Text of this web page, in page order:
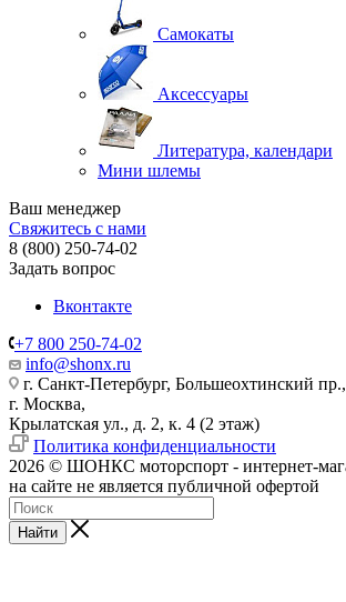
Самокаты
Аксессуары
Литература, календари
Мини шлемы
Ваш менеджер
Свяжитесь с нами
8 (800) 250-74-02
Задать вопрос
Вконтакте
+7 800 250-74-02
info@shonx.ru
г. Санкт-Петербург, Большеохтинский
г. Москва,
Крылатская ул., д. 2, к. 4 (2 этаж)
Политика конфиденциальности
2026 © ШОНКС моторспорт - интернет-
на сайте не является публичной офертой
Найти